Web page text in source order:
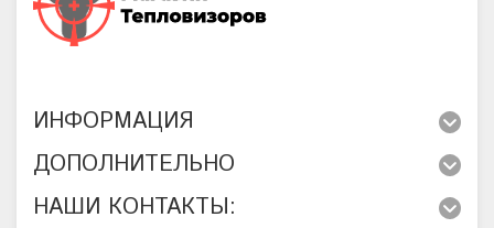
ИНФОРМАЦИЯ
ДОПОЛНИТЕЛЬНО
НАШИ КОНТАКТЫ: